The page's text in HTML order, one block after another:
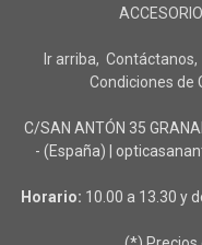
Ir arriba Contáctanos
Condiciones de
C/SAN ANTÓN 35
- (España) |
Horario: 10.00 a 13.30 y